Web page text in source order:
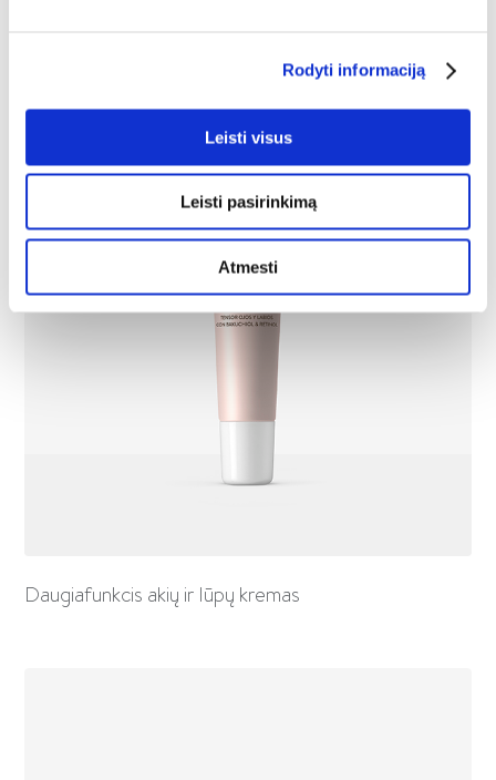
Rodyti informaciją
Leisti visus
Leisti pasirinkimą
Atmesti
Daugiafunkcis akių ir lūpų kremas